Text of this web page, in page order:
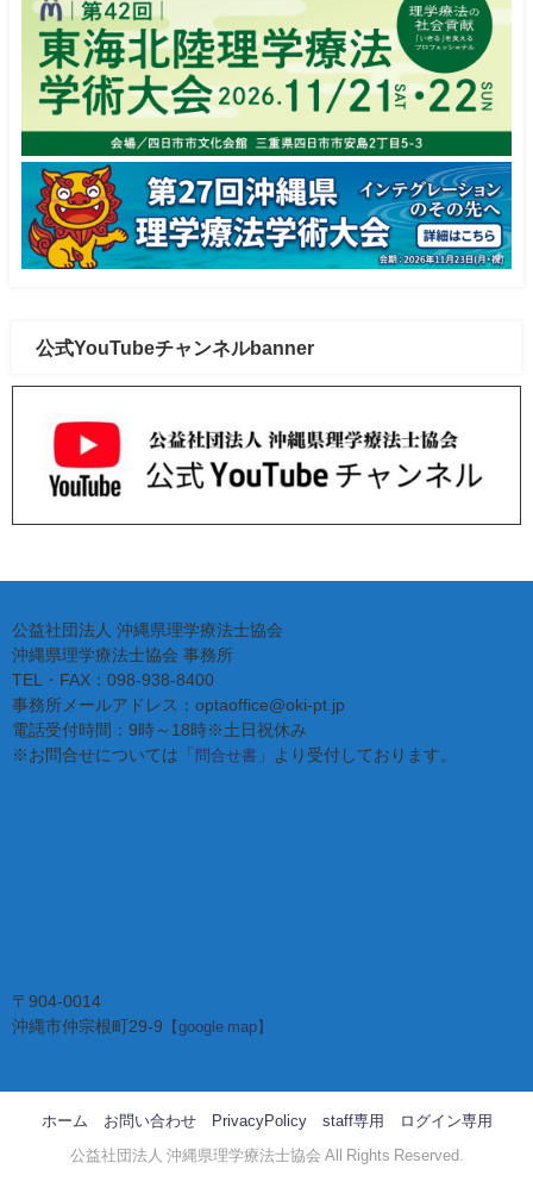
公式YouTubeチャンネルbanner
公益社団法人 沖縄県理学療法士協会
沖縄県理学療法士協会 事務所
TEL・FAX：098-938-8400
事務所メールアドレス：optaoffice@oki-pt.jp
電話受付時間：9時～18時※土日祝休み
※お問合せについては「 問合せ書 」より受付しております。
〒904-0014
沖縄市仲宗根町29-9 【google map】
ホーム お問い合わせ PrivacyPolicy staff専用 ログイン専用
公益社団法人 沖縄県理学療法士協会 All Rights Reserved.